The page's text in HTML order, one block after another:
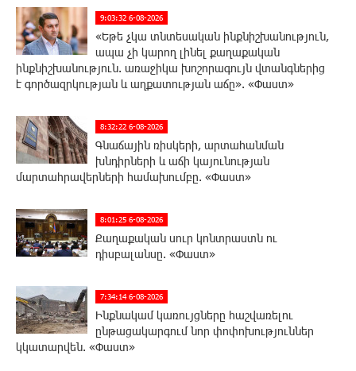
9:03:32 6-08-2026
«Եթե չկա տնտեսական ինքնիշխանություն,
ապա չի կարող լինել քաղաքական
ինքնիշխանություն. առաջիկա խոշորագույն վտանգներից
է գործազրկության և աղքատության աճը». «Փաստ»
8:32:22 6-08-2026
Գնաճային ռիսկերի, արտահանման
խնդիրների և աճի կայունության
մարտահրավերների համախումբը. «Փաստ»
8:01:25 6-08-2026
Քաղաքական սուր կոնտրաստն ու
դիսբալանսը. «Փաստ»
7:34:14 6-08-2026
Ինքնակամ կառույցները հաշվառելու
ընթացակարգում նոր փոփոխություններ
կկատարվեն. «Փաստ»